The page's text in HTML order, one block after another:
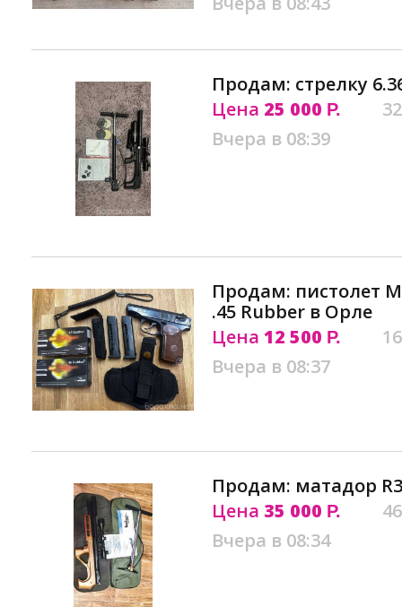
Продам: стрелку
Цена 25 000 Р.
Вчера в 08:39
Продам: пистолет
.45 Rubber в Орле
Цена 12 500 Р.
Вчера в 08:37
Продам: матадор
Цена 35 000 Р.
Вчера в 08:34